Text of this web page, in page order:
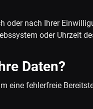
oder nach Ihrer
oder Uhrzeit
Daten?
eine fehlerfreie